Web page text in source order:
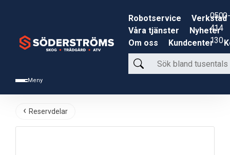
Meny
Robotservice
Verkstad
Våra tjänster
Nyheter
Om oss
Kundcenter
Sök
bland
produkter
0500-
414
130
Reservdelar